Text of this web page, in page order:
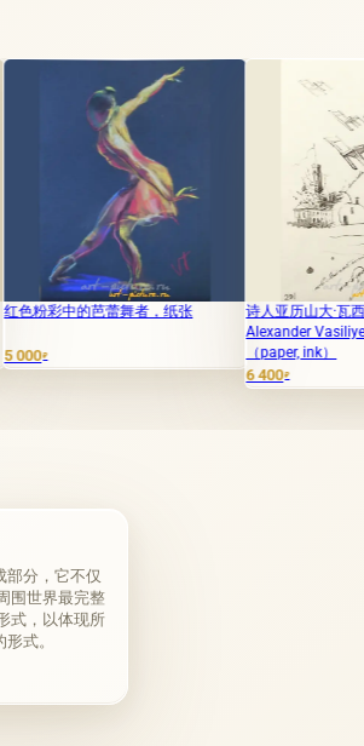
蕾舞者，纸张
诗人亚历山大·瓦西里耶夫（Poet
Alexander Vasiliyev） 纸，墨水
6 400
部分，它不仅
围世界最完整
式，以体现所
式。